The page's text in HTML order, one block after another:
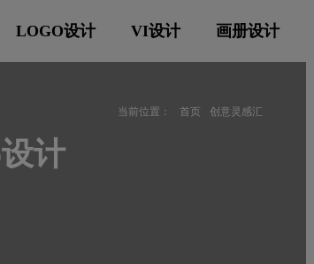
LOGO设计 VI设计 画册设计
当前位置： 首页 创意灵感汇
计